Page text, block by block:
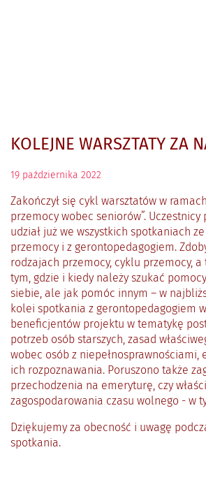
KOLEJNE WARSZTATY ZA
19 października 2022
Zakończył się cykl warsztatów w
przemocy wobec seniorów”.
udział już we wszystkich spotkaniach
przemocy i z gerontopedagogiem.
rodzajach przemocy, cyklu przemocy,
tym, gdzie i kiedy należy szukać
siebie, ale jak pomóc innym – w
kolei spotkania z gerontopedagogiem
beneficjentów projektu w tematykę
potrzeb osób starszych, zasad
wobec osób z niepełnosprawnościami,
ich rozpoznawania. Poruszono także
przechodzenia na emeryturę, czy
zagospodarowania czasu wolnego - w
Dziękujemy za obecność i uwagę
spotkania.